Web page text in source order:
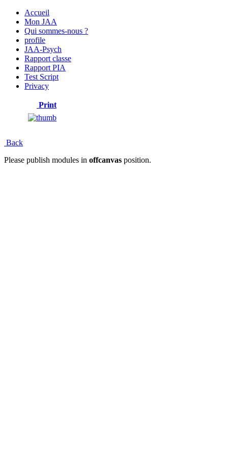
Accueil
Mon JAA
Qui sommes-nous ?
profile
JAA-Psych
Rapport classe
Rapport PIA
Test Script
Privacy
Print
Back
Please publish modules in offcanvas position.